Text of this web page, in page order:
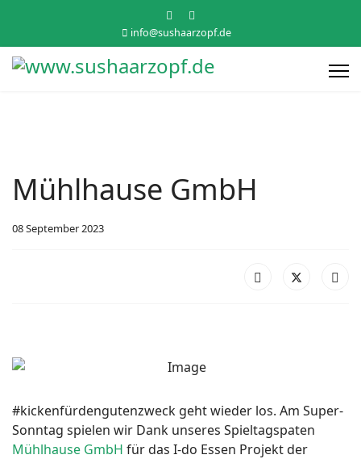
info@sushaarzopf.de
Mühlhause GmbH
08 September 2023
#kickenfürdengutenzweck geht wieder los. Am Super-
Sonntag spielen wir Dank unseres Spieltagspaten
Mühlhause GmbH für das I-do Essen Projekt der